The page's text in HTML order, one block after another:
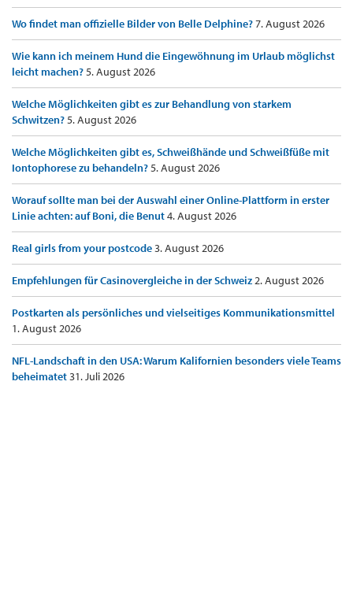
Wo findet man offizielle Bilder von Belle Delphine?7. August 2026
Wie kann ich meinem Hund die Eingewöhnung im Urlaub möglichst
leicht machen?5. August 2026
Welche Möglichkeiten gibt es zur Behandlung von starkem
Schwitzen?5. August 2026
Welche Möglichkeiten gibt es, Schweißhände und Schweißfüße mit
Iontophorese zu behandeln?5. August 2026
Worauf sollte man bei der Auswahl einer Online-Plattform in erster
Linie achten: auf Boni, die Benut4. August 2026
Real girls from your postcode3. August 2026
Empfehlungen für Casinovergleiche in der Schweiz2. August 2026
Postkarten als persönliches und vielseitiges Kommunikationsmittel
1. August 2026
NFL-Landschaft in den USA: Warum Kalifornien besonders viele Teams
beheimatet31. Juli 2026